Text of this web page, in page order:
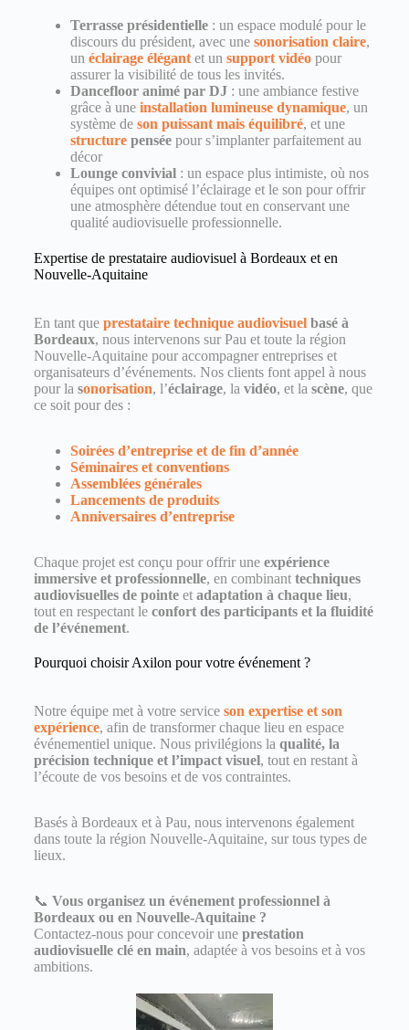
Terrasse présidentielle: un espace modulé pour le
discours du président, avec une sonorisation claire,
un éclairage élégant et un support vidéopour
assurer la visibilité de tous les invités.
Dancefloor animé par DJ: une ambiance festive
grâce à une installation lumineuse dynamique, un
système de son puissant mais équilibré, et une
structurepenséepour s’implanter parfaitement au
décor
Lounge convivial: un espace plus intimiste, où nos
équipes ont optimisé l’éclairage et le son pour offrir
une atmosphère détendue tout en conservant une
qualité audiovisuelle professionnelle.
Expertise de prestataire audiovisuel à Bordeaux et en
Nouvelle-Aquitaine
En tant que prestataire technique audiovisuelbasé à
Bordeaux, nous intervenons sur Pau et toute la région
Nouvelle-Aquitaine pour accompagner entreprises et
organisateurs d’événements. Nos clients font appel à nous
pour la sonorisation, l’éclairage, la vidéo, et la scène, que
ce soit pour des :
Soirées d’entreprise et de fin d’année
Séminaires et conventions
Assemblées générales
Lancements de produits
Anniversaires d’entreprise
Chaque projet est conçu pour offrir une expérience
immersive et professionnelle, en combinant techniques
audiovisuelles de pointeet adaptation à chaque lieu,
tout en respectant le confort des participants et la fluidité
de l’événement.
Pourquoi choisir Axilon pour votre événement ?
Notre équipe met à votre service son expertise et son
expérience, afin de transformer chaque lieu en espace
événementiel unique. Nous privilégions la qualité, la
précision technique et l’impact visuel, tout en restant à
l’écoute de vos besoins et de vos contraintes.
Basés à Bordeaux et à Pau, nous intervenons également
dans toute la région Nouvelle-Aquitaine, sur tous types de
lieux.
📞 Vous organisez un événement professionnel à
Bordeaux ou en Nouvelle-Aquitaine ?
Contactez-nous pour concevoir une prestation
audiovisuelle clé en main, adaptée à vos besoins et à vos
ambitions.